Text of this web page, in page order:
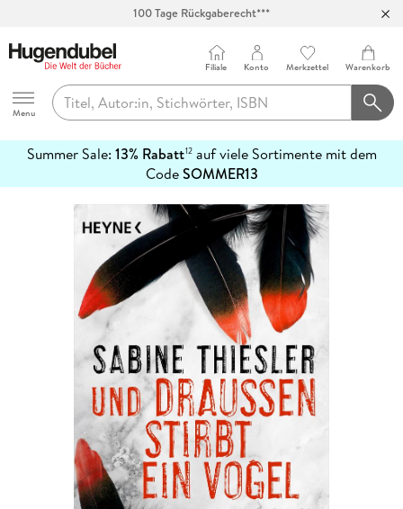
100 Tage Rückgaberecht***
Hugendubel
Menu
Filiale Konto Merkzettel Warenkorb
Summer Sale: 13% Rabatt12auf viele Sortimente mit dem
CodeSOMMER13
erfahren